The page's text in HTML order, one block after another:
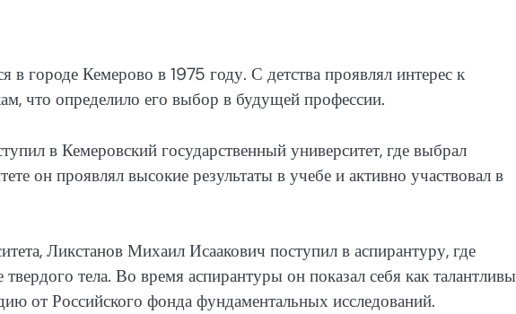
городе Кемерово в 1975 году. С детства проявлял интерес к
что определило его выбор в будущей профессии.
в Кемеровский государственный университет, где выбрал
он проявлял высокие результаты в учебе и активно участвовал в
Ликстанов Михаил Исаакович поступил в аспирантуру, где
тела. Во время аспирантуры он показал себя как
от Российского фонда фундаментальных исследований.